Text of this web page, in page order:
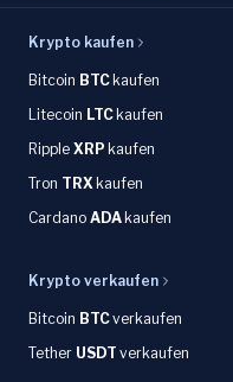
Krypto kaufen
Bitcoin BTC kaufen
Litecoin LTC kaufen
Ripple XRP kaufen
Tron TRX kaufen
Cardano ADA kaufen
Krypto verkaufen
Bitcoin BTCverkaufen
Tether USDT verkaufen